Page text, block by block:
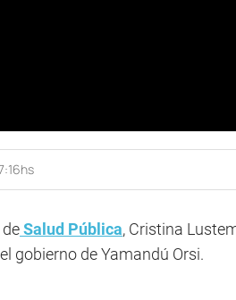
Salud Pública, Cristina
gobierno de Yamandú Orsi.